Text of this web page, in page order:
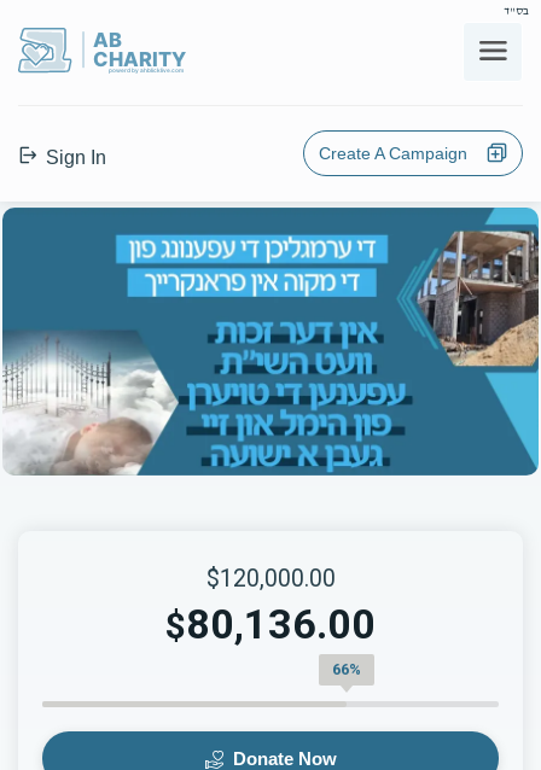
בס"ד
AB
CHARITY
powerd by ahblicklive.com
Sign In Create A Campaign
$120,000.00
$80,136.00
66%
Donate Now